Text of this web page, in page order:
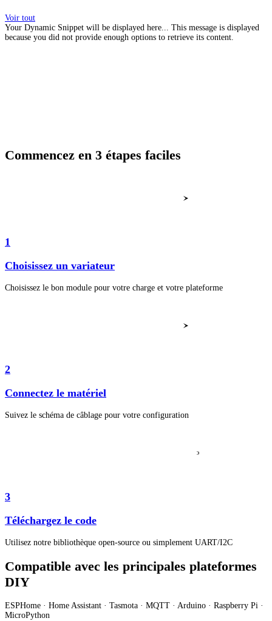
Voir tout
Your Dynamic Snippet will be displayed here... This message is displayed
because you did not provide enough options to retrieve its content.
Commencez en 3 étapes faciles
1
Choisissez un variateur
Choisissez le bon module pour votre charge et votre plateforme
2
Connectez le matériel
Suivez le schéma de câblage pour votre configuration
3
Téléchargez le code
Utilisez notre bibliothèque open-source ou simplement UART/I2C
Compatible avec les principales plateformes
DIY
ESPHome · Home Assistant · Tasmota · MQTT · Arduino · Raspberry Pi ·
MicroPython